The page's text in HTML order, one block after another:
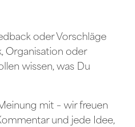
oder Vorschläge
Organisation oder
wissen, was Du
mit – wir freuen
und jede Idee,